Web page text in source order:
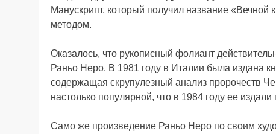
Манускрипт, который получил название «Вечной
методом.
Оказалось, что рукописный фолиант
Раньо Неро. В 1981 году в Италии была издана
содержащая скрупулезный анализ пророчеств
настолько популярной, что в 1984 году ее
Само же произведение Раньо Неро по своим